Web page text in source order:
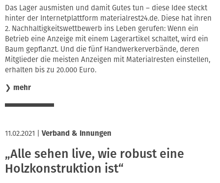
Das Lager ausmisten und damit Gutes tun – diese Idee steckt
hinter der Internetplattform materialrest24.de. Diese hat ihren
2. Nachhaltigkeitswettbewerb ins Leben gerufen: Wenn ein
Betrieb eine Anzeige mit einem Lagerartikel schaltet, wird ein
Baum gepflanzt. Und die fünf Handwerkerverbände, deren
Mitglieder die meisten Anzeigen mit Materialresten einstellen,
erhalten bis zu 20.000 Euro.
❯ mehr
11.02.2021 Verband & Innungen
„Alle sehen live, wie robust eine
Holzkonstruktion ist“